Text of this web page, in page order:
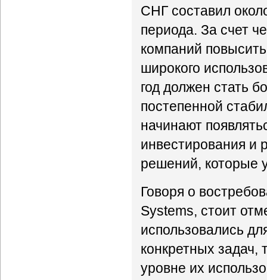
СНГ составил
периода. За счет
компаний
широкого
год должен стать
постепенной
начинают
инвестирования
решений, которые
Говоря о
Systems, стоит
использовались
конкретных задач,
уровне их